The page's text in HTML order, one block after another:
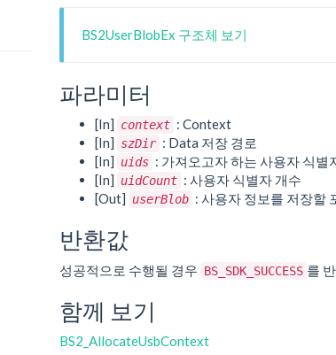
BS2UserBlobEx 구조체 보기
파라미터
[In] context : Context
[In] szDir : Data 저장 경로
[In] uids : 가져오고자 하는 사용자 식별
[In] uidCount : 사용자 식별자 개수
[Out] userBlob : 사용자 정보를 저장할
반환값
성공적으로 수행될 경우 BS_SDK_SUCCESS 를
함께 보기
BS2_AllocateUsbContext